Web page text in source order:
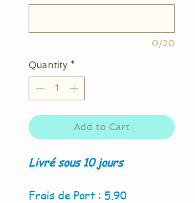
0/20
Quantity *
Add to Cart
Livré sous 10 jours
Frais de Port : 5.90